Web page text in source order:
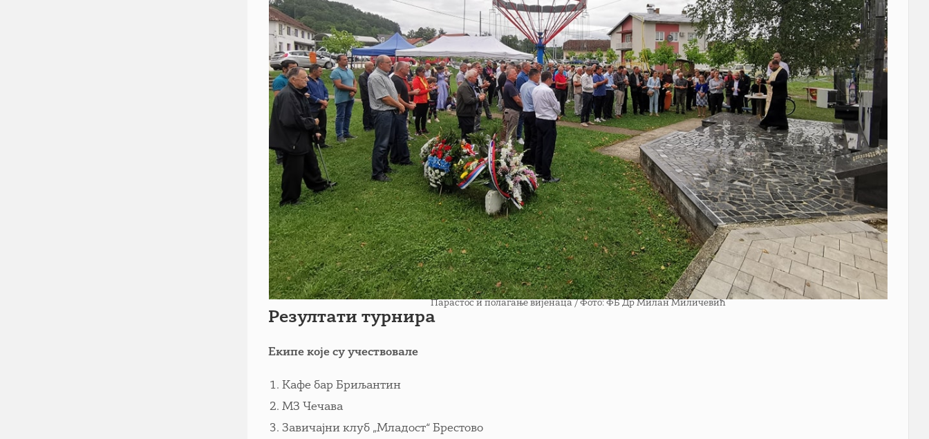
Пaрастос и полагање вијенаца / Фото: ФБ Др Милан Миличевић
Резултати турнира
Екипе које су учествовале
Кафе бар Бриљантин
МЗ Чечава
Завичајни клуб „Младост“ Брестово